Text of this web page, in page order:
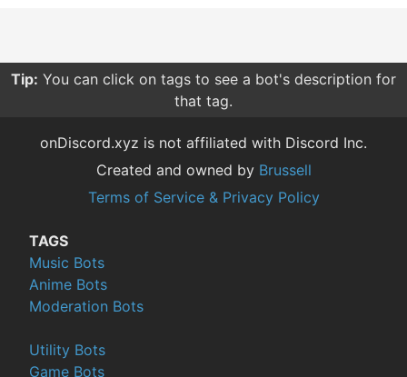
Tip: You can click on tags to see a bot's description for
that tag.
onDiscord.xyz is not affiliated with Discord Inc.
Created and owned by Brussell
Terms of Service & Privacy Policy
TAGS
Music Bots
Anime Bots
Moderation Bots
Utility Bots
Game Bots